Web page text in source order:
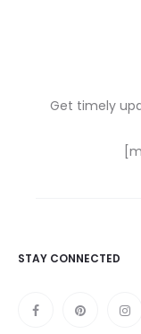
Get timely
STAY CONNECTED